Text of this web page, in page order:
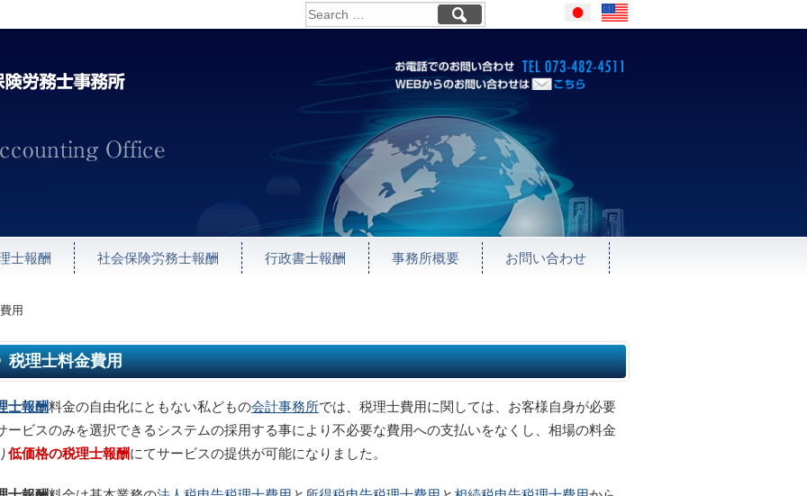
WEBからのお問い合わせはこ
ちら
士報酬 社会保険労務士報酬 行政書士報酬 事務所概要 お問い合わせ
用
税理士料金費用
士報酬料金の自由化にともない私どもの会計事務所では、税理士費用に関しては、お客様自身が必要
ービスのみを選択できるシステムの採用する事により不必要な費用への支払いをなくし、相場の料金
低価格の税理士報酬にてサービスの提供が可能になりました。